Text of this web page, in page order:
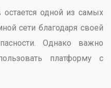
остается одной из самых
сети благодаря своей
Однако важно
платформу с